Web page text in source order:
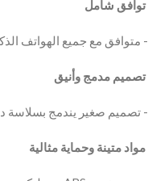
‫ توافق شامل
‫ تصميم مدمج وأنيق
‫ مواد متينة وحماية مثالية